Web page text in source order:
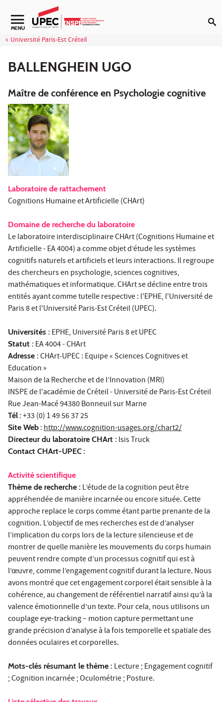
Aller au contenu
Navigation secondaire
MENU
Université Paris-Est Créteil
BALLENGHEIN UGO
Maître de conférence en Psychologie cognitive
Laboratoire de rattachement
Cognitions Humaine et Artificielle (CHArt)
Domaine de recherche du laboratoire
Le laboratoire interdisciplinaire CHArt (Cognitions Humaine et
Artificielle - EA 4004) a comme objet d’étude les systèmes
cognitifs naturels et artificiels et leurs interactions. Il regroupe
des chercheurs en psychologie, sciences cognitives,
mathématiques et informatique. CHArt se décline entre trois
entités ayant comme tutelle respective : l'EPHE, l'Université de
Paris 8 et l'Université Paris-Est Créteil (UPEC).
Universités : EPHE, Université Paris 8 et UPEC
Statut : EA 4004 - CHArt
Adresse : CHArt-UPEC : Equipe « Sciences Cognitives et
Education »
Maison de la Recherche et de l’Innovation (MRI)
INSPE de l'académie de Créteil - Université de Paris-Est Créteil
Rue Jean-Macé 94380 Bonneuil sur Marne
Tél : +33 (0) 1 49 56 37 25
Site Web :http://www.cognition-usages.org/chart2/
Directeur du laboratoire CHArt : Isis Truck
Contact CHArt-UPEC :
Activité scientifique
Thème de recherche : L’étude de la cognition peut être
appréhendée de manière incarnée ou encore située. Cette
approche replace le corps comme étant partie prenante de la
cognition. L’objectif de mes recherches est de d’analyser
l’implication du corps lors de la lecture silencieuse et de
montrer de quelle manière les mouvements du corps humain
peuvent rendre compte d’un processus cognitif qui est à
l’œuvre, comme l’engagement cognitif durant la lecture. Nous
avons montré que cet engagement corporel était sensible à la
cohérence, au changement de référentiel narratif ainsi qu’à la
valence émotionnelle d’un texte. Pour cela, nous utilisons un
couplage eye-tracking – motion capture permettant une
grande précision d’analyse à la fois temporelle et spatiale des
données oculaires et corporelles.
Mots-clés résumant le thème : Lecture ; Engagement cognitif
; Cognition incarnée ; Oculométrie ; Posture.